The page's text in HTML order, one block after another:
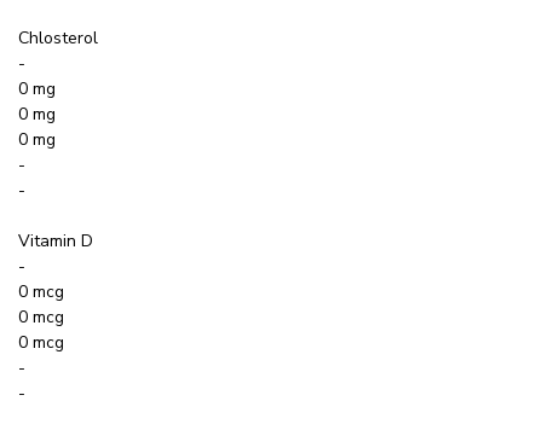
Chlosterol
-
0 mg
0 mg
0 mg
-
-
Vitamin D
-
0 mcg
0 mcg
0 mcg
-
-